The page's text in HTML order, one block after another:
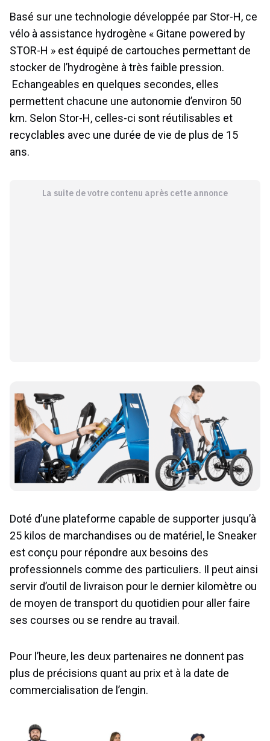
Basé sur une technologie développée par Stor-H, ce
vélo à assistance hydrogène « Gitane powered by
STOR-H » est équipé de cartouches permettant de
stocker de l’hydrogène à très faible pression.
Echangeables en quelques secondes, elles
permettent chacune une autonomie d’environ 50
km. Selon Stor-H, celles-ci sont réutilisables et
recyclables avec une durée de vie de plus de 15
ans.
La suite de votre contenu après cette annonce
Doté d’une plateforme capable de supporter jusqu’à
25 kilos de marchandises ou de matériel, le Sneaker
est conçu pour répondre aux besoins des
professionnels comme des particuliers. Il peut ainsi
servir d’outil de livraison pour le dernier kilomètre ou
de moyen de transport du quotidien pour aller faire
ses courses ou se rendre au travail.
Pour l’heure, les deux partenaires ne donnent pas
plus de précisions quant au prix et à la date de
commercialisation de l’engin.